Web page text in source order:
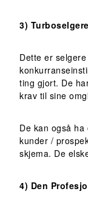
3)
Dette er
ting gjort. De
krav til sine
De kan også
kunder /
skjema. De
4) Den